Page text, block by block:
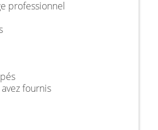
professionnel
fournis